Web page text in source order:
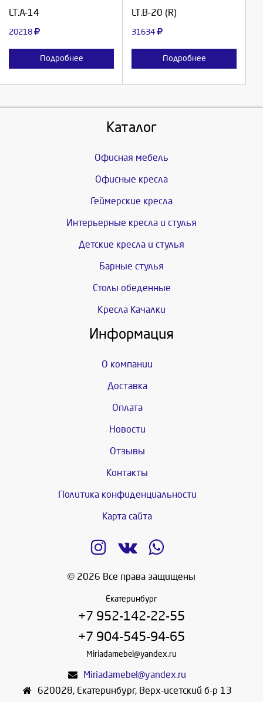
LT.A-14
20218
Подробнее
LT.В-20 (R)
31634
Подробнее
Каталог
Офисная мебель
Офисные кресла
Геймерские кресла
Интерьерные кресла и стулья
Детские кресла и стулья
Барные стулья
Столы обеденные
Кресла Качалки
Информация
О компании
Доставка
Оплата
Новости
Отзывы
Контакты
Политика конфиденциальности
Карта сайта
© 2026 Все права защищены
Екатеринбург
+7 952-142-22-55
+7 904-545-94-65
Miriadamebel@yandex.ru
Miriadamebel@yandex.ru
620028, Екатеринбург, Верх-исетский б-р 13